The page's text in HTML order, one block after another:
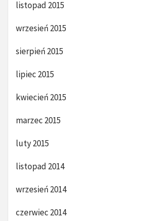
listopad 2015
wrzesień 2015
sierpień 2015
lipiec 2015
kwiecień 2015
marzec 2015
luty 2015
listopad 2014
wrzesień 2014
czerwiec 2014